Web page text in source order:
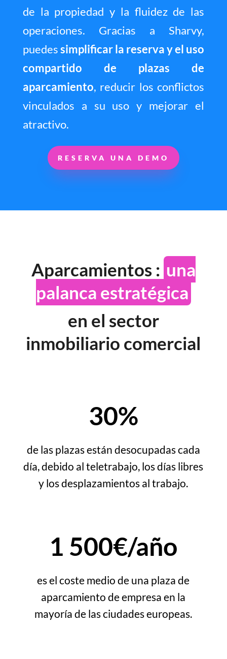
de la propiedad y la fluidez de las
operaciones. Gracias a Sharvy,
puedessimplificar la reserva y el uso
compartido de plazas de
aparcamiento, reducir los conflictos
vinculados a su uso y mejorar el
atractivo.
RESERVA UNA DEMO
Aparcamientos : una
palanca estratégica
en el sector
inmobiliario comercial
30%
de las plazas están desocupadas cada
día, debido al teletrabajo, los días libres
y los desplazamientos al trabajo.
1 500€/año
es el coste medio de una plaza de
aparcamiento de empresa en la
mayoría de las ciudades europeas.